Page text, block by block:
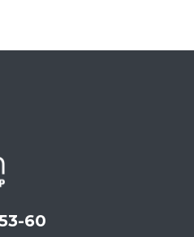
60